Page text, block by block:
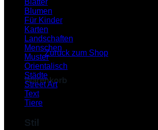
Es befinden sich keine
Zurück zum Shop
Warenkorb
Blätter
Blumen
Für Kinder
Karten
Landschaften
Menschen
Muster
Orientalisch
Städte
Street Art
Text
Tiere
Stil